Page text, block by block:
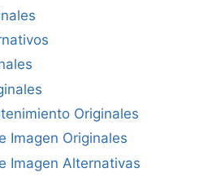
Originales
Imagen Originales
Imagen Alternativas